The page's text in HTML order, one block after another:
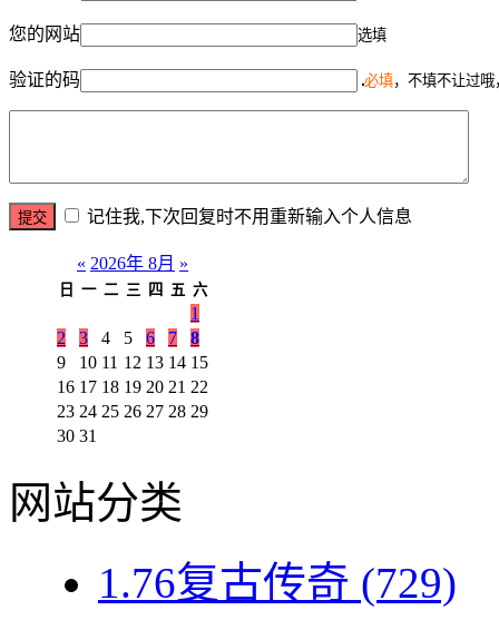
您的网站 选填
验证的码 必填，不填不让过
记住我,下次回复时不用重新输入个人信息
« 2026年 8月 »
日 一 二 三 四 五 六
1
2
3 4 5 6 7
8
9
10 11 12 13 14 15
16 17 18 19 20 21 22
23 24 25 26 27 28 29
30 31
网站分类
1.76复古传奇 (729)